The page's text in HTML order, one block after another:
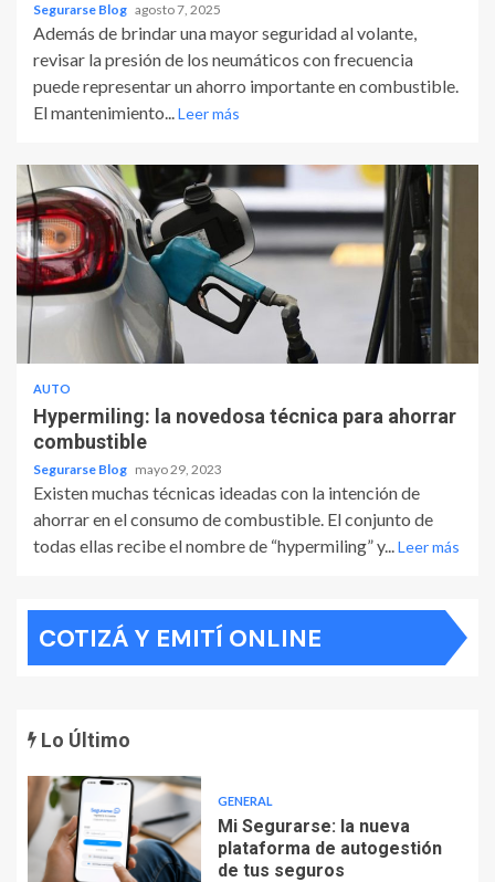
Segurarse Blog agosto 7, 2025
Además de brindar una mayor seguridad al volante,
revisar la presión de los neumáticos con frecuencia
puede representar un ahorro importante en combustible.
El mantenimiento...Leer más
AUTO
Hypermiling: la novedosa técnica para ahorrar
combustible
Segurarse Blog mayo 29, 2023
Existen muchas técnicas ideadas con la intención de
ahorrar en el consumo de combustible. El conjunto de
todas ellas recibe el nombre de “hypermiling” y...Leer más
COTIZÁ Y EMITÍ ONLINE
Lo Último
GENERAL
Mi Segurarse: la nueva
plataforma de autogestión
de tus seguros